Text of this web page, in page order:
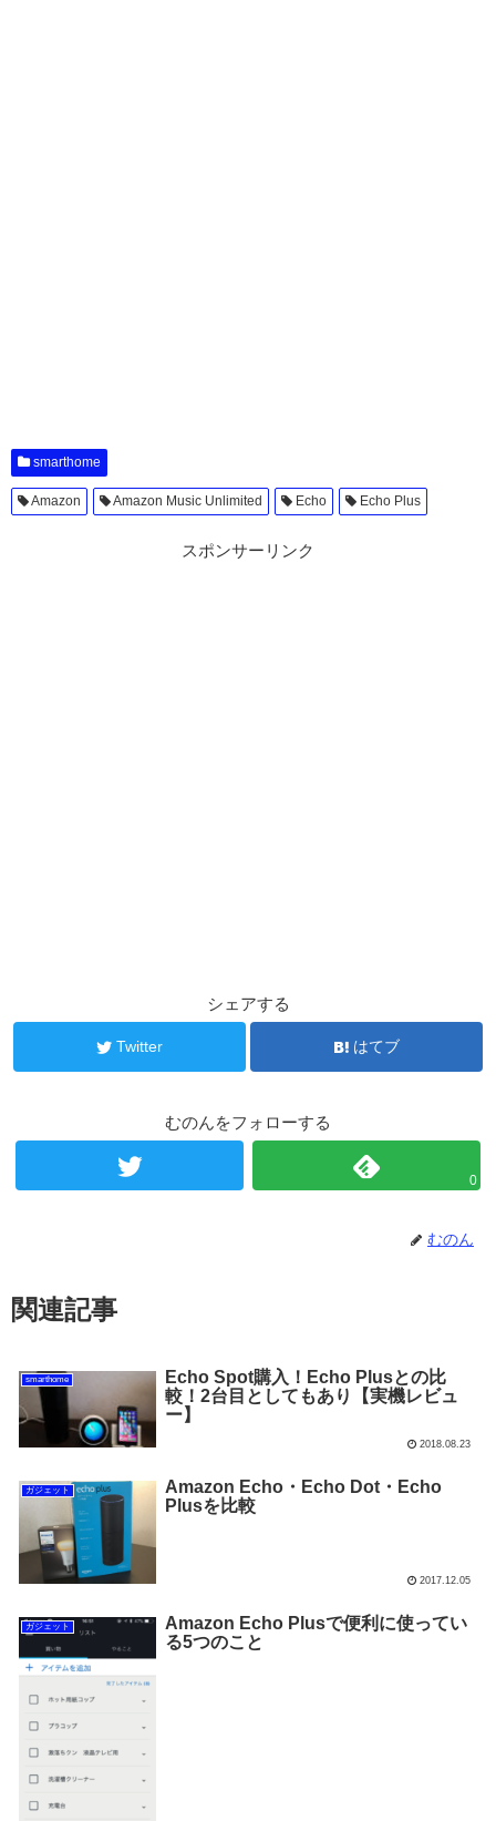
smarthome
Amazon Amazon Music Unlimited Echo Echo Plus
スポンサーリンク
シェアする
Twitter はてブ
むのんをフォローする
0
むのん
関連記事
smarthome
Echo Spot購入！Echo Plusとの比
較！2台目としてもあり【実機レビュ
ー】
2018.08.23
ガジェット
Amazon Echo・Echo Dot・Echo
Plusを比較
2017.12.05
ガジェット
Amazon Echo Plusで便利に使ってい
る5つのこと